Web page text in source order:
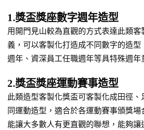
1.獎盃獎座數字週年造型
用開門見山較為直觀的方式表達此類客
義，可以客製化打造成不同數字的造型
週年、資深員工任職週年等具特殊週年
2.獎盃獎座運動賽事造型
此類造型客製化獎盃可客製化成田徑
同運動造型，適合於各運動賽事頒獎
能讓大多數人有更直觀的聯想，能夠